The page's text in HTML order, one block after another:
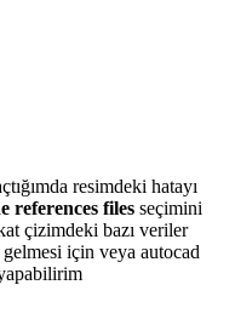
resimdeki hatayı
references files seçimini
çizimdeki bazı veriler
için veya autocad